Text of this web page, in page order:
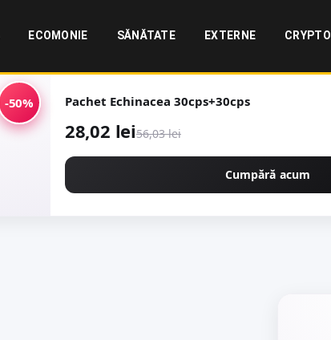
ECOMONIE SĂNĂTATE EXTERNE CRYPTO
-50% Pachet Echinacea 30cps+30cps
28,02 lei56,03 lei
Cumpără acum